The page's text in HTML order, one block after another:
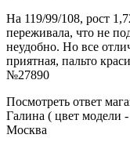
На 119/99/108, рост
переживала, что не
неудобно. Но все
приятная, пальто
№27890
Посмотреть ответ
Галина ( цвет модели
Москва